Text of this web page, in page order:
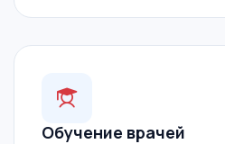
Обучение врачей